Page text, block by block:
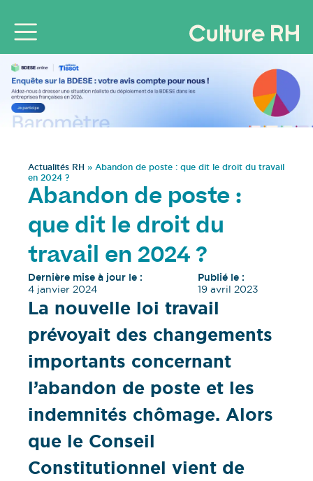
Actualités RH » Abandon de poste : que dit le droit du travail
en 2024 ?
Abandon de poste :
que dit le droit du
travail en 2024 ?
Dernière mise à jour le :
4 janvier 2024
Publié le :
19 avril 2023
La nouvelle loi travail
prévoyait des changements
importants concernant
l’abandon de poste et les
indemnités chômage. Alors
que le Conseil
Constitutionnel vient de